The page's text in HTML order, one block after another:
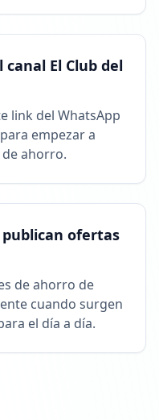
El Club del
link del WhatsApp
empezar a
ahorro.
publican ofertas
de ahorro de
cuando surgen
el día a día.